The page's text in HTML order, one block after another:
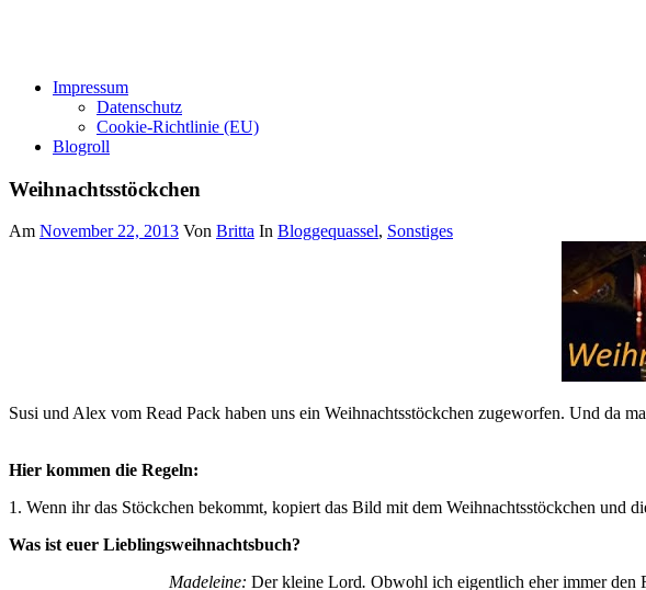
Impressum
Datenschutz
Cookie-Richtlinie (EU)
Blogroll
Weihnachtsstöckchen
Am November 22, 2013 Von Britta In Bloggequassel, Sonstiges
Susi und Alex vom Read Pack haben uns ein Weihnachtsstöckchen zugeworfen. Und da
Hier kommen die Regeln:
1. Wenn ihr das Stöckchen bekommt, kopiert das Bild mit dem Weihnachtsstöckchen und
Was ist euer Lieblingsweihnachtsbuch?
Madeleine: Der kleine Lord. Obwohl ich eigentlich eher immer den